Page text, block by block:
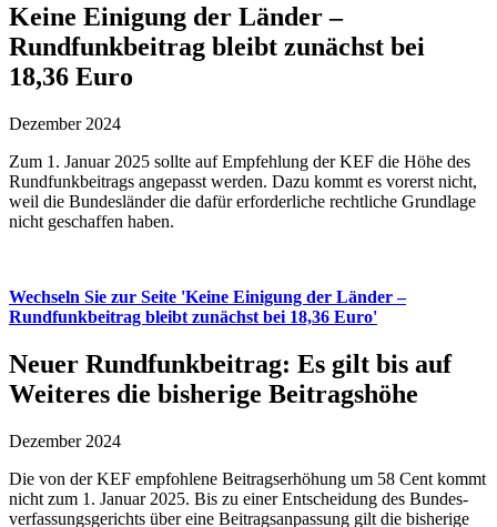
Keine Einigung der Länder –
Rundfunkbeitrag bleibt zunächst bei
18,36 Euro
Dezember 2024
Zum 1. Januar 2025 sollte auf Em­pfehlung der KEF die Höhe des
Rund­funk­beitrags an­ge­passt werden. Da­zu kommt es vor­erst nicht,
weil die Bundes­länder die dafür er­forder­liche recht­liche Grund­lage
nicht ge­schaffen haben.
Wechseln Sie zur Seite 'Keine Einigung der Länder –
Rundfunkbeitrag bleibt zunächst bei 18,36 Euro'
Neuer Rundfunkbeitrag: Es gilt bis auf
Weiteres die bisherige Beitragshöhe
Dezember 2024
Die von der KEF em­pfohlene Beitrags­er­höhung um 58 Cent kommt
nicht zum 1. Januar 2025. Bis zu einer Ent­schei­dung des Bundes­
ver­fassungs­gerichts über eine Beitrags­an­passung gilt die bis­herige